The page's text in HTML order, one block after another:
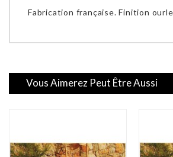
Fabrication française. Finition
Vous Aimerez Peut Être Aussi